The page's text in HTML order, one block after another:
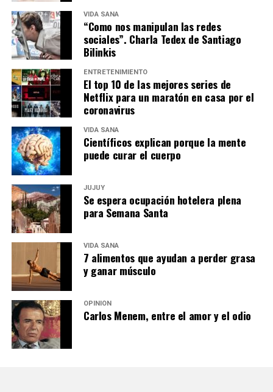
VIDA SANA
“Como nos manipulan las redes
sociales”. Charla Tedex de Santiago
Bilinkis
ENTRETENIMIENTO
El top 10 de las mejores series de
Netflix para un maratón en casa por el
coronavirus
VIDA SANA
Científicos explican porque la mente
puede curar el cuerpo
JUJUY
Se espera ocupación hotelera plena
para Semana Santa
VIDA SANA
7 alimentos que ayudan a perder grasa
y ganar músculo
OPINIÓN
Carlos Menem, entre el amor y el odio